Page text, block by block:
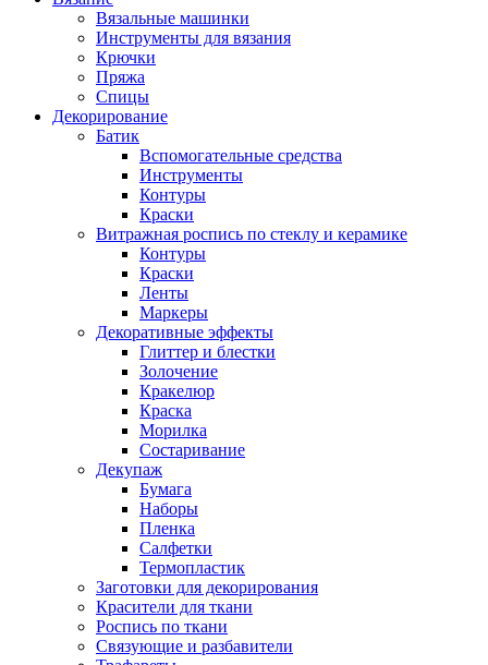
Вязальные машинки
Инструменты для вязания
Крючки
Пряжа
Спицы
Декорирование
Батик
Вспомогательные средства
Инструменты
Контуры
Краски
Витражная роспись по стеклу и керамике
Контуры
Краски
Ленты
Маркеры
Декоративные эффекты
Глиттер и блестки
Золочение
Кракелюр
Краска
Морилка
Состаривание
Декупаж
Бумага
Наборы
Пленка
Салфетки
Термопластик
Заготовки для декорирования
Красители для ткани
Роспись по ткани
Связующие и разбавители